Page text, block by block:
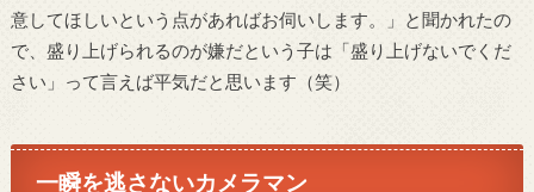
意してほしいという点があればお伺いします。」と聞かれたの
で、盛り上げられるのが嫌だという子は「盛り上げないでくだ
さい」って言えば平気だと思います（笑）
一瞬を逃さないカメラマン